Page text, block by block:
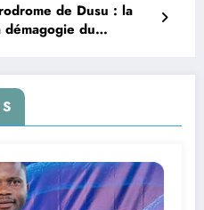
de Dusu : la
du